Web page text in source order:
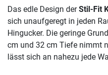
Das edle Design derStil-Fit
sich unaufgeregt in jeden
Hingucker. Die geringe
cm und 32 cm Tiefe nimmt
lässt sich an nahezu jede